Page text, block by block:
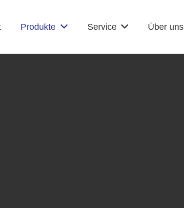
Produkte Service Über uns